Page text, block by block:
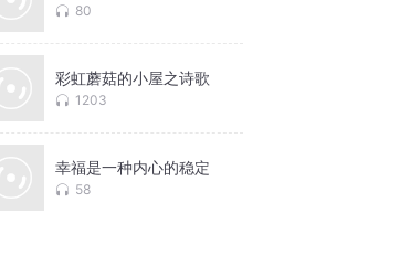
80
彩虹蘑菇的小屋之诗歌
1203
幸福是一种内心的稳定
58